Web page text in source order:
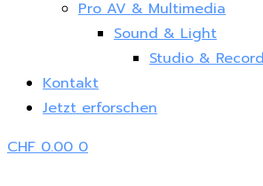
Pro AV & Multimedia
Sound & Light
Studio &
Kontakt
Jetzt erforschen
CHF0.00 0